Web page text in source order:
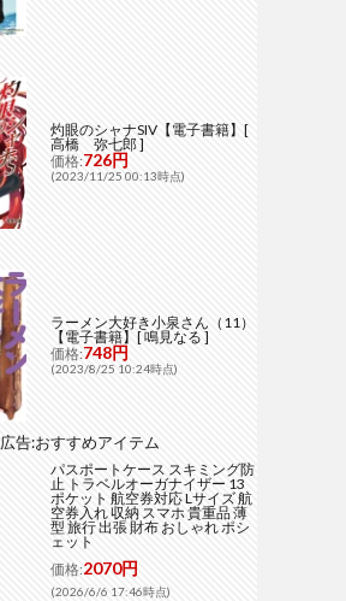
灼眼のシャナSIV【電子書籍】[
高橋 弥七郎 ]
価格:726円
(2023/11/25 00:13時点)
ラーメン大好き小泉さん（11）
【電子書籍】[ 鳴見なる ]
価格:748円
(2023/8/25 10:24時点)
広告:おすすめアイテム
パスポートケース スキミング防
止 トラベルオーガナイザー 13
ポケット 航空券対応 Lサイズ 航
空券入れ 収納 スマホ 貴重品 薄
型 旅行 出張 財布 おしゃれ ポシ
ェット
価格:2070円
(2026/6/6 17:46時点)